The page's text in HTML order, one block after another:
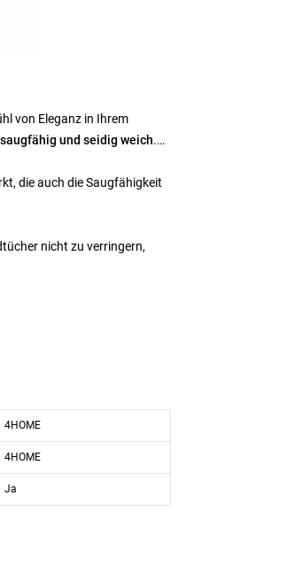
von Eleganz in Ihrem
und seidig weich.
die auch die Saugfähigkeit
nicht zu verringern,
4HOME
4HOME
Ja